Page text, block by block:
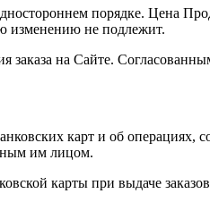
порядке. Цена
изменению не подлежит.
на Сайте.
карт и об
им лицом.
карты при выдаче